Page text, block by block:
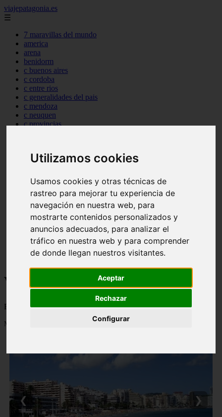
Utilizamos cookies
Usamos cookies y otras técnicas de
rastreo para mejorar tu experiencia de
navegación en nuestra web, para
mostrarte contenidos personalizados y
anuncios adecuados, para analizar el
tráfico en nuestra web y para comprender
de donde llegan nuestros visitantes.
Aceptar
Rechazar
Configurar
viajepatagonia.es
☰
7 maravillas del mundo
america
arena
benidorm
c buenos aires
c cordoba
c entre rios
c generalidades del pais
c mendoza
c neuquen
c provincias
c tucuman
carmen
category
destinos
gijon
lanzarote
live
monumentos
naturaleza
san
tenerife
Viajes a la Patagonia
Blog sobre la Patagonia en particular y sobre turismo en general
Mostrando 1 - 24 de 478 artículos
❮ ❯